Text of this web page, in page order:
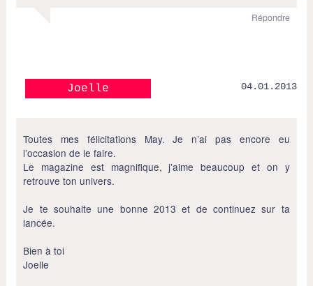
Répondre
Joelle 04.01.2013
Toutes mes félicitations May. Je n’ai pas encore eu
l’occasion de le faire.
Le magazine est magnifique, j’aime beaucoup et on y
retrouve ton univers.
Je te souhaite une bonne 2013 et de continuez sur ta
lancée.
Bien à toi
Joelle